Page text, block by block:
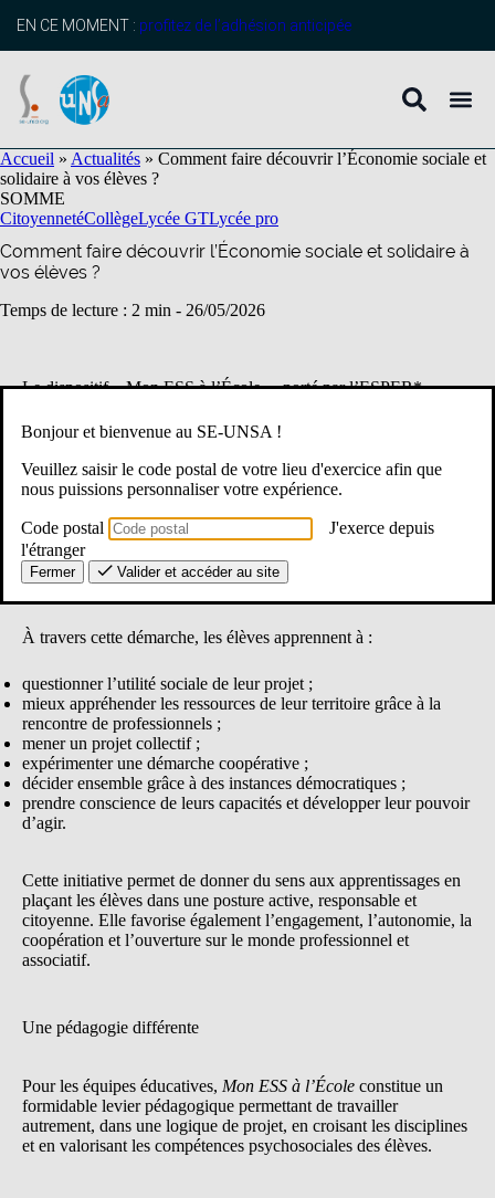
principal
EN CE MOMENT : profitez de l’adhésion anticipée
Accueil » Actualités » Comment faire découvrir l’Économie sociale et
solidaire à vos élèves ?
SOMME
CitoyennetéCollègeLycée GTLycée pro
Comment faire découvrir l’Économie sociale et solidaire à
vos élèves ?
Temps de lecture : 2 min - 26/05/2026
Le dispositif « Mon ESS à l’École », porté par l’ESPER*,
concrètement l’Économie sociale et solidaire (ESS) à travers des
projets collectifs, coopératifs et citoyens. Cette initiative
pédagogique développe l’engagement, l’autonomie et l’esprit
critique des jeunes tout en sensibilisant aux enjeux sociaux,
De nouvelles compétences pour les élèves
À travers cette démarche, les élèves apprennent à :
questionner l’utilité sociale de leur projet ;
mieux appréhender les ressources de leur territoire grâce à la
rencontre de professionnels ;
mener un projet collectif ;
expérimenter une démarche coopérative ;
décider ensemble grâce à des instances démocratiques ;
prendre conscience de leurs capacités et développer leur pouvoir
d’agir.
Cette initiative permet de donner du sens aux apprentissages en
plaçant les élèves dans une posture active, responsable et
citoyenne. Elle favorise également l’engagement, l’autonomie, la
coopération et l’ouverture sur le monde professionnel et
associatif.
Une pédagogie différente
Pour les équipes éducatives, Mon ESS à l’École constitue un
formidable levier pédagogique permettant de travailler
autrement, dans une logique de projet, en croisant les disciplines
et en valorisant les compétences psychosociales des élèves.
Bonjour et bienvenue au SE-UNSA !
Veuillez saisir le code postal de votre lieu d'exercice afin que
nous puissions personnaliser votre expérience.
Code postal
J'exerce depuis
l'étranger
Fermer Valider et accéder au site